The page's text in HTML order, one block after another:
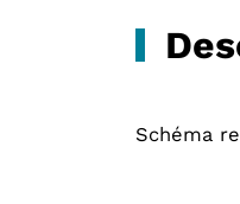
Schéma